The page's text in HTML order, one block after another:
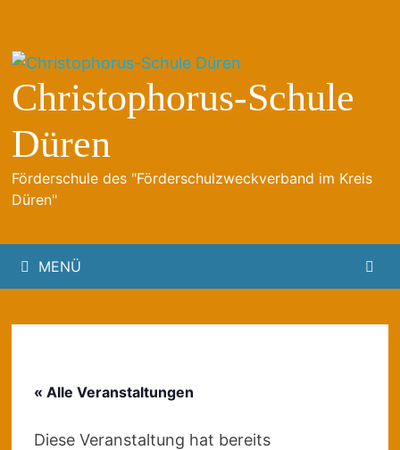
springen
Christophorus-Schule
Düren
Förderschule des "Förderschulzweckverband im Kreis
Düren"
MENÜ
« Alle Veranstaltungen
Diese Veranstaltung hat bereits